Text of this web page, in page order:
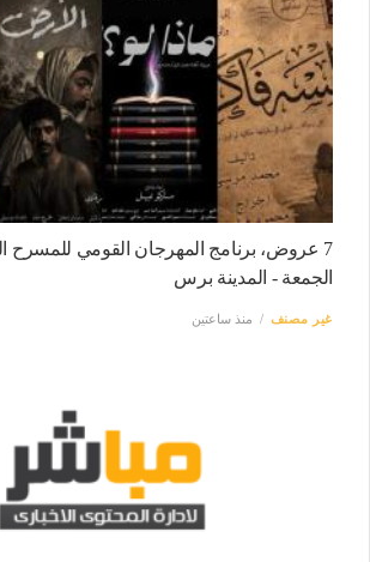
7 عروض، برنامج المهرجان القومي للمسرح
الجمعة - المدينة برس
غير مصنف منذ ساعتين